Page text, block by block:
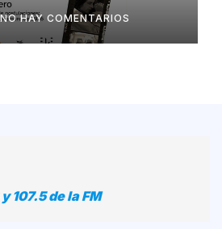
NO HAY COMENTARIOS
107.5 de la FM